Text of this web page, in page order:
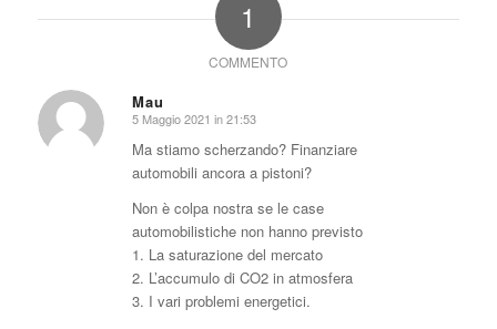
1
COMMENTO
Mau
dice:
5 Maggio 2021 in 21:53
Ma stiamo scherzando? Finanziare
automobili ancora a pistoni?
Non è colpa nostra se le case
automobilistiche non hanno previsto
1. La saturazione del mercato
2. L’accumulo di CO2 in atmosfera
3. I vari problemi energetici.